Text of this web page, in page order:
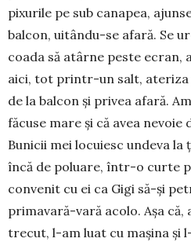
pixurile pe sub canapea,
balcon, uitându-se afară. Se
coada să atârne peste ecran,
aici, tot printr-un salt,
de la balcon și privea afară.
făcuse mare și că avea nevoie
Bunicii mei locuiesc undeva
încă de poluare, într-o curte
convenit cu ei ca Gigi să-și
primavară-vară acolo. Așa că,
trecut, l-am luat cu mașina și